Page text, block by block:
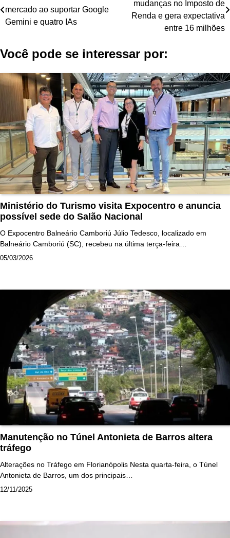
demercado ao suportar Google
Gemini e quatro IAs
mudanças no Imposto de
Renda e gera expectativa
entre 16 milhões
Você pode se interessar por:
Ministério do Turismo visita Expocentro e anuncia
possível sede do Salão Nacional
O Expocentro Balneário Camboriú Júlio Tedesco, localizado em
Balneário Camboriú (SC), recebeu na última terça-feira…
05/03/2026
Manutenção no Túnel Antonieta de Barros altera
tráfego
Alterações no Tráfego em Florianópolis Nesta quarta-feira, o Túnel
Antonieta de Barros, um dos principais…
12/11/2025